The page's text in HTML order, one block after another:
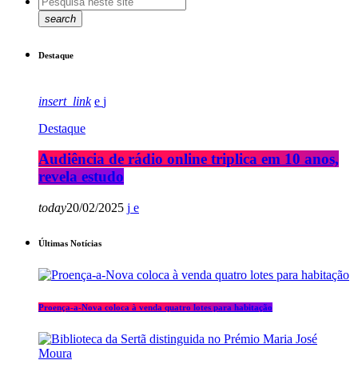
search
Destaque
insert_link
Destaque
Audiência de rádio online triplica em 10 anos,
revela estudo
today20/02/2025
Últimas Notícias
Proença-a-Nova coloca à venda quatro lotes para habitação